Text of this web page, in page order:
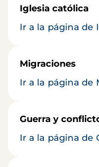
Iglesia católica
Ir a la página de
Migraciones
Ir a la página de
Guerra y
Ir a la página de